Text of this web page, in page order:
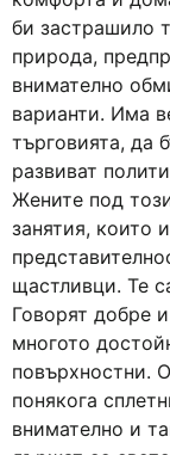
би застрашило
природа,
внимателно
варианти. Има
търговията, да
развиват
Жените под
занятия, които
щастливци. Те
Говорят добре
многото
повърхностни.
понякога
внимателно и